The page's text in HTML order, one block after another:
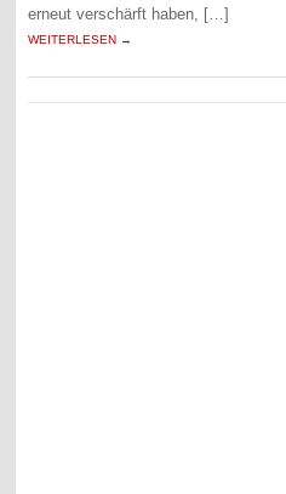
erneut verschärft haben, […]
WEITERLESEN →